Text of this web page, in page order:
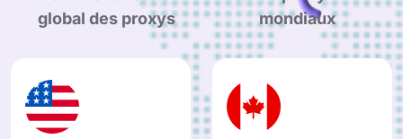
global des proxys
mondiaux